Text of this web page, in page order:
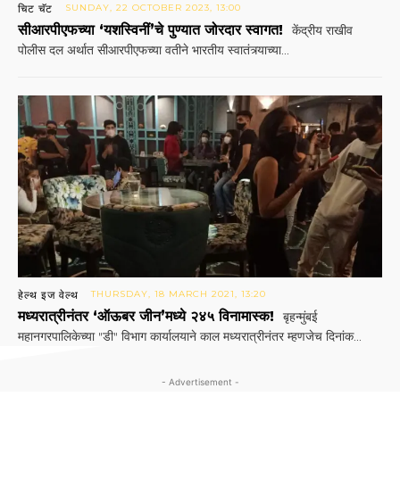
चिट चॅट SUNDAY, 22 OCTOBER 2023, 13:00
सीआरपीएफच्या ‘यशस्विनीं’चे पुण्यात जोरदार स्वागत!
केंद्रीय राखीव
पोलीस दल अर्थात सीआरपीएफच्या वतीने भारतीय स्वातंत्र्याच्या...
हेल्थ इज वेल्थ THURSDAY, 18 MARCH 2021, 13:20
मध्यरात्रीनंतर ‘ऑऊबर जीन’मध्ये २४५ विनामास्क!
बृहन्मुंबई
महानगरपालिकेच्या "डी" विभाग कार्यालयाने काल मध्यरात्रीनंतर म्हणजेच दिनांक...
- Advertisement -